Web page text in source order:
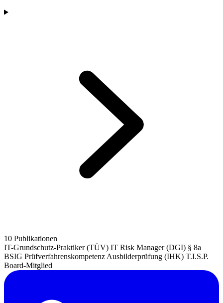
10 Publikationen
IT-Grundschutz-Praktiker (TÜV) IT Risk Manager (DGI) § 8a
BSIG Prüfverfahrenskompetenz Ausbilderprüfung (IHK) T.I.S.P.
Board-Mitglied